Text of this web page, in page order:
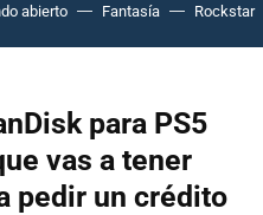
abierto Fantasía Rockstar
para PS5
vas a tener
pedir un crédito